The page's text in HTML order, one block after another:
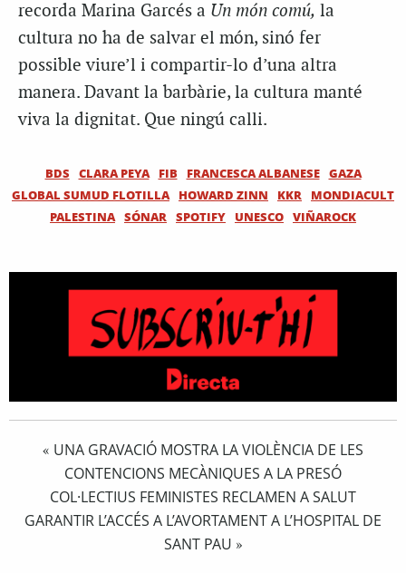
recorda Marina Garcés a Un món comú, la
cultura no ha de salvar el món, sinó fer
possible viure’l i compartir-lo d’una altra
manera. Davant la barbàrie, la cultura manté
viva la dignitat. Que ningú calli.
BDS CLARA PEYA FIB FRANCESCA ALBANESE GAZA
GLOBAL SUMUD FLOTILLA
HOWARD ZINN KKR
MONDIACULT
PALESTINA SÓNAR SPOTIFY UNESCO VIÑAROCK
« UNA GRAVACIÓ MOSTRA LA VIOLÈNCIA DE LES
CONTENCIONS MECÀNIQUES A LA PRESÓ
COL·LECTIUS FEMINISTES RECLAMEN A SALUT
GARANTIR L’ACCÉS A L’AVORTAMENT A L’HOSPITAL DE
SANT PAU »